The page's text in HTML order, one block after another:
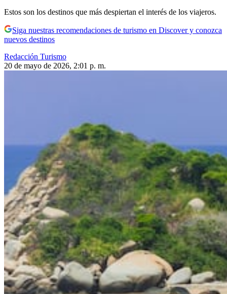
Estos son los destinos que más despiertan el interés de los viajeros.
Siga nuestras recomendaciones de turismo en Discover y conozca
nuevos destinos
Redacción Turismo
20 de mayo de 2026, 2:01 p. m.